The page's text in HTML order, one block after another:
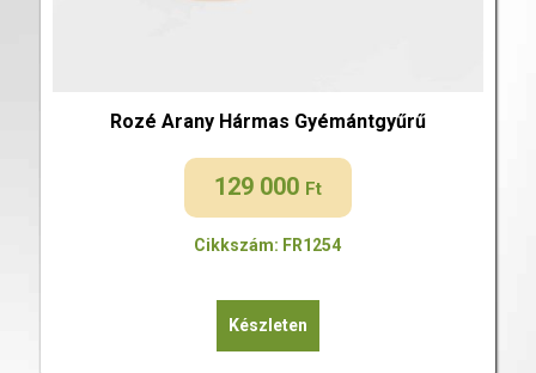
Rozé Arany Hármas Gyémántgyűrű
129 000 Ft
Cikkszám: FR1254
Készleten